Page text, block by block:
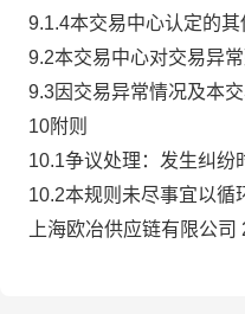
9.1.4本交易中心认定的其
9.2本交易中心对交易异
9.3因交易异常情况及本
10附则
10.1争议处理：发生纠纷
10.2本规则未尽事宜以循
上海欧冶供应链有限公